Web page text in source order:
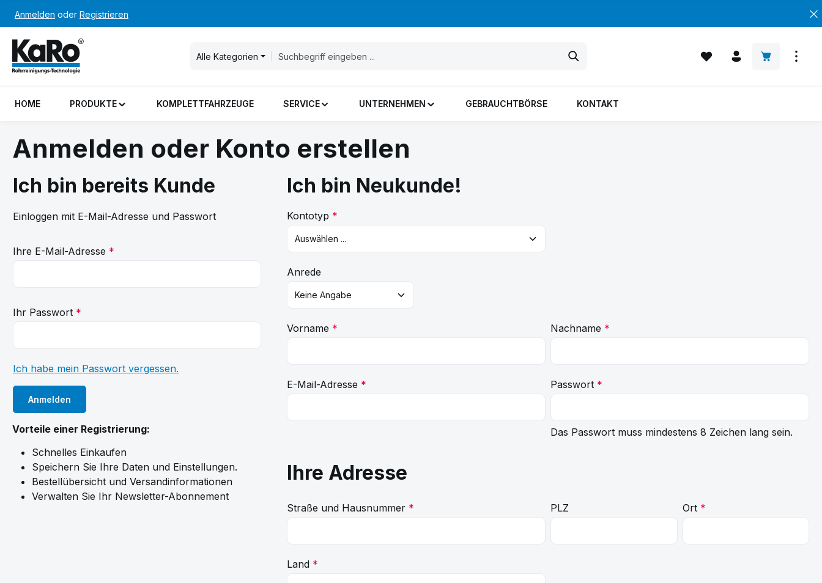
Hauptinhalt springen
Zur Suche springen
Zur Hauptnavigation springen
Anmelden oder Registrieren
Alle Kategorien
HOME PRODUKTE KOMPLETTFAHRZEUGE SERVICE UNTERNEHMEN GEBRAUCHTBÖRSE KONTAKT
Anmelden oder Konto erstellen
Ich bin bereits Kunde
Einloggen mit E-Mail-Adresse und Passwort
Ihre E-Mail-Adresse *
Ihr Passwort *
Ich habe mein Passwort vergessen.
Anmelden
Vorteile einer Registrierung:
Schnelles Einkaufen
Speichern Sie Ihre Daten und Einstellungen.
Bestellübersicht und Versandinformationen
Verwalten Sie Ihr Newsletter-Abonnement
Ich bin Neukunde!
Persönliche Informationen
Kontotyp *
Anrede
Vorname * Nachname *
E-Mail-Adresse * Passwort *
Das Passwort muss mindestens 8 Zeichen lang sein.
Ihre Adresse
Straße und Hausnummer * PLZ Ort *
Land *